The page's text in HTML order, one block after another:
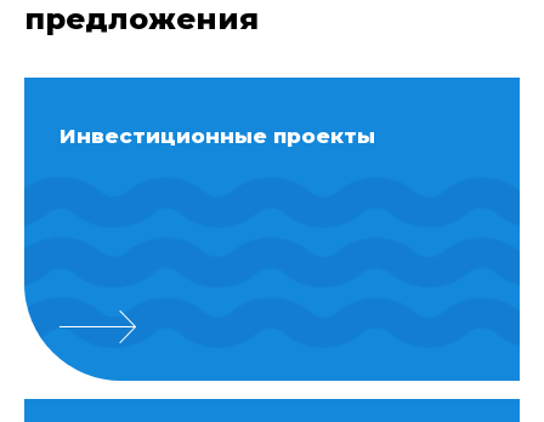
предложения
Инвестиционные проекты